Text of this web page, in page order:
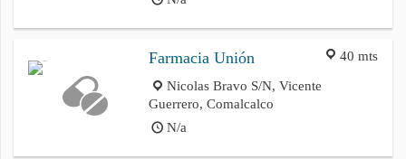
40 mts
Farmacia Unión
Nicolas Bravo S/N, Vicente
Guerrero, Comalcalco
N/a